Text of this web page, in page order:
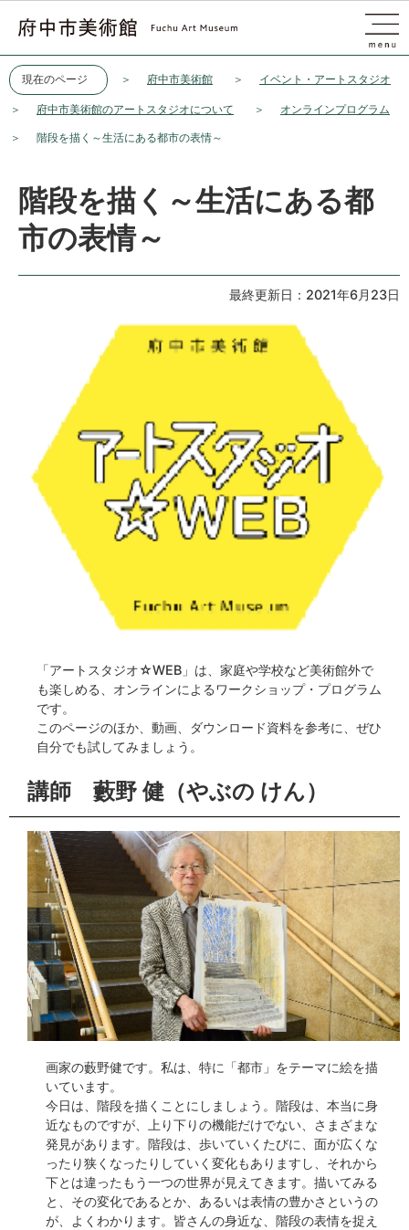
現在のページ 府中市美術館 イベント・アートスタジオ
府中市美術館のアートスタジオについて オンラインプログラム
階段を描く～生活にある都市の表情～
階段を描く～生活にある都
市の表情～
最終更新日：2021年6月23日
「アートスタジオ☆WEB」は、家庭や学校など美術館外で
も楽しめる、オンラインによるワークショップ・プログラム
です。
このページのほか、動画、ダウンロード資料を参考に、ぜひ
自分でも試してみましょう。
講師 藪野 健（やぶの けん）
画家の藪野健です。私は、特に「都市」をテーマに絵を描
いています。
今日は、階段を描くことにしましょう。階段は、本当に身
近なものですが、上り下りの機能だけでない、さまざまな
発見があります。階段は、歩いていくたびに、面が広くな
ったり狭くなったりしていく変化もありますし、それから
下とは違ったもう一つの世界が見えてきます。描いてみる
と、その変化であるとか、あるいは表情の豊かさというの
が、よくわかります。皆さんの身近な、階段の表情を捉え